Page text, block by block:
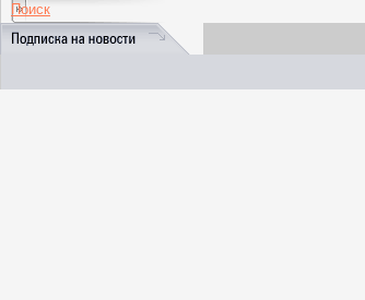
Поиск